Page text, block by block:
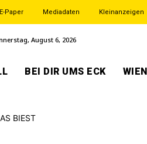
E-Paper Mediadaten Kleinanzeigen
August 6, 2026
BEI DIR UMS ECK